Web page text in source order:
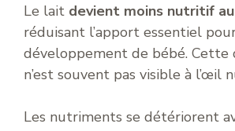
Le lait devient moins nutritif
réduisant l’apport essentiel
développement de bébé. Cette
n’est souvent pas visible à l’œil
Les nutriments se détériorent